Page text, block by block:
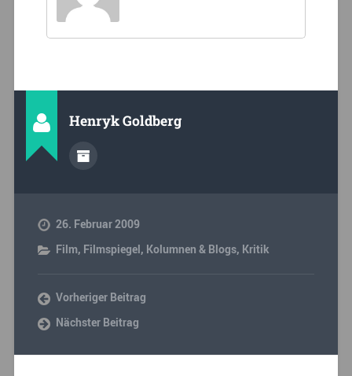
Henryk Goldberg
26. Februar 2009
Film, Filmspiegel, Kolumnen & Blogs, Kritik
Vorheriger Beitrag
Nächster Beitrag